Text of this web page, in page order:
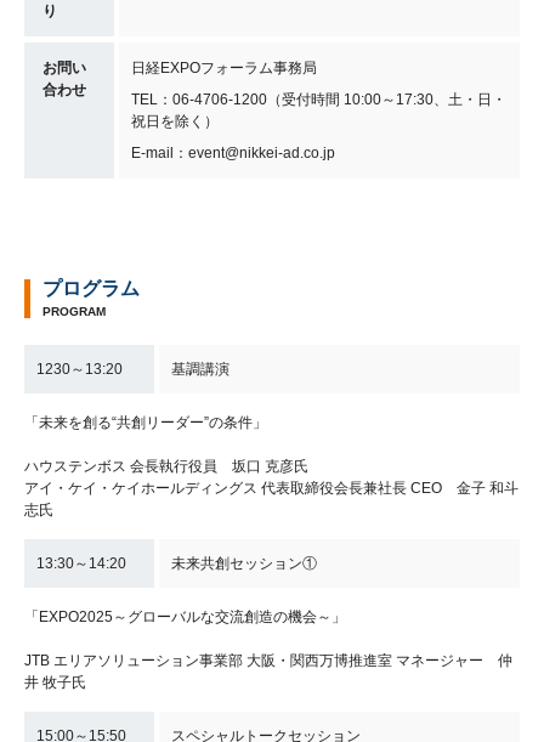
り
お問い
合わせ
日経EXPOフォーラム事務局
TEL：06-4706-1200（受付時間 10:00～17:30、土・日・
祝日を除く）
E-mail：event@nikkei-ad.co.jp
プログラム
PROGRAM
1230～13:20 基調講演
「未来を創る“共創リーダー”の条件」
ハウステンボス 会長執行役員 坂口 克彦氏
アイ・ケイ・ケイホールディングス 代表取締役会長兼社長 CEO 金子 和斗
志氏
13:30～14:20 未来共創セッション①
「EXPO2025～グローバルな交流創造の機会～」
JTB エリアソリューション事業部 大阪・関西万博推進室 マネージャー 仲
井 牧子氏
15:00～15:50 スペシャルトークセッション